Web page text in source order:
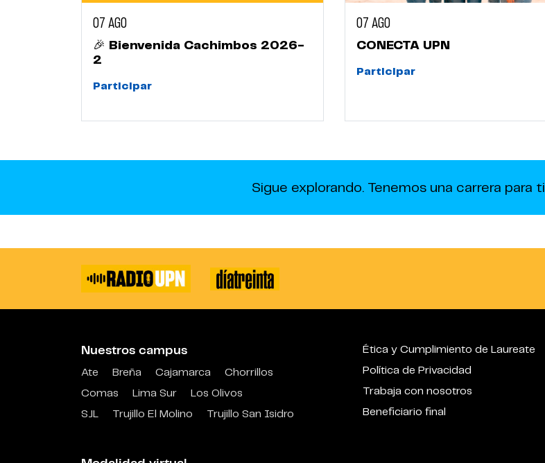
07 AGO
🎉 Bienvenida Cachimbos 2026-
2
Participar
07 AGO
CONECTA UPN
Participar
Sigue explorando. Tenemos una carrera para ti
Nuestros campus
Ate Breña Cajamarca
Chorrillos
Comas
Lima Sur
Los Olivos
SJL
Trujillo El Molino Trujillo San Isidro
Ética y Cumplimiento de Laureate
Política de Privacidad
Trabaja con nosotros
Beneficiario final